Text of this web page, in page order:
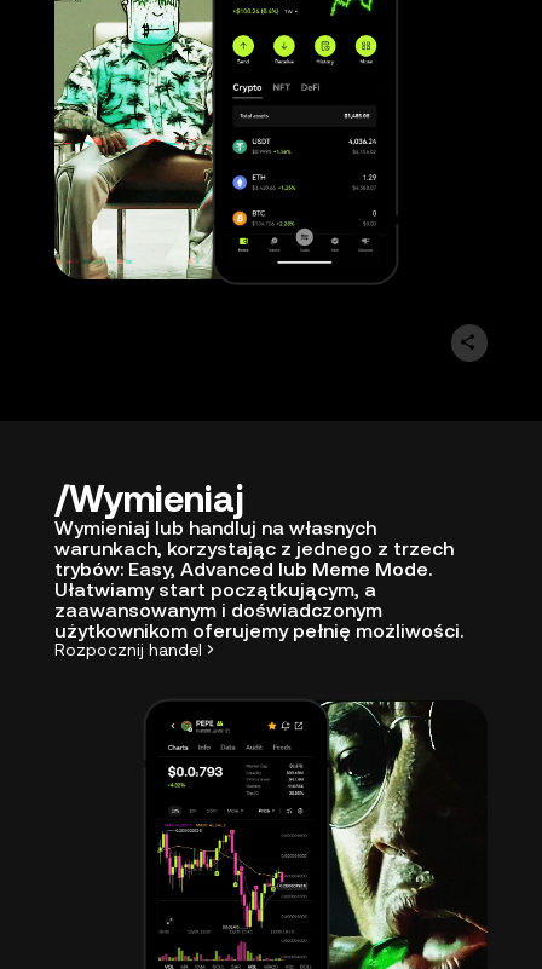
Wymieniaj
Wymieniaj lub handluj na własnych
warunkach, korzystając z jednego z trzech
trybów: Easy, Advanced lub Meme Mode.
Ułatwiamy start początkującym, a
zaawansowanym i doświadczonym
użytkownikom oferujemy pełnię możliwości.
Rozpocznij handel